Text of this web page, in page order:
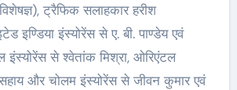
ट्रैफिक सलाहकार हरीश
इण्डिया इंस्योरेंस से ए. बी. पाण्डेय एवं
इंस्योरेंस से श्वेतांक मिश्रा, ओरिएंटल
और चोलम इंस्योरेंस से जीवन कुमार एवं